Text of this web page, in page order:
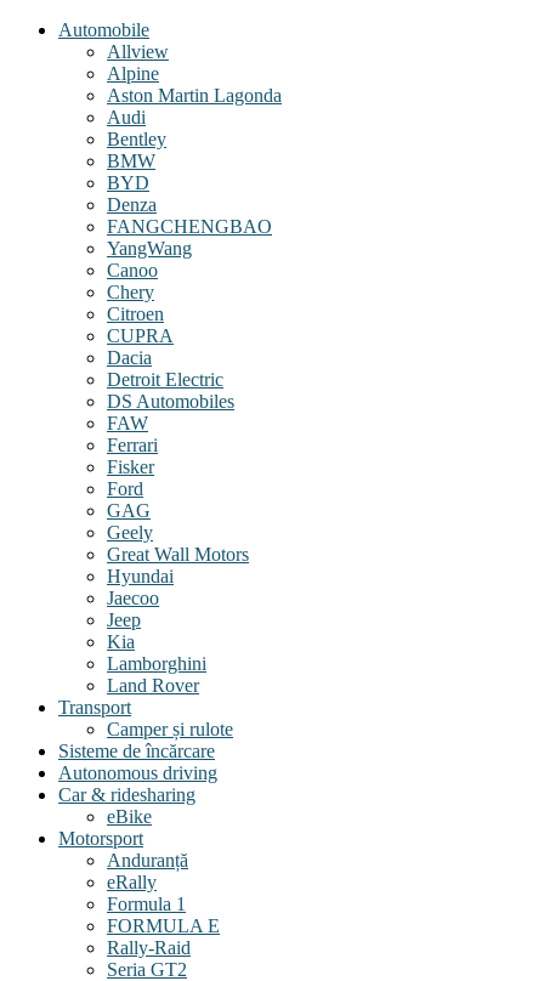
Automobile
Allview
Alpine
Aston Martin Lagonda
Audi
Bentley
BMW
BYD
Denza
FANGCHENGBAO
YangWang
Canoo
Chery
Citroen
CUPRA
Dacia
Detroit Electric
DS Automobiles
FAW
Ferrari
Fisker
Ford
GAG
Geely
Great Wall Motors
Hyundai
Jaecoo
Jeep
Kia
Lamborghini
Land Rover
Transport
Camper și rulote
Sisteme de încărcare
Autonomous driving
Car & ridesharing
eBike
Motorsport
Anduranță
eRally
Formula 1
FORMULA E
Rally-Raid
Seria GT2